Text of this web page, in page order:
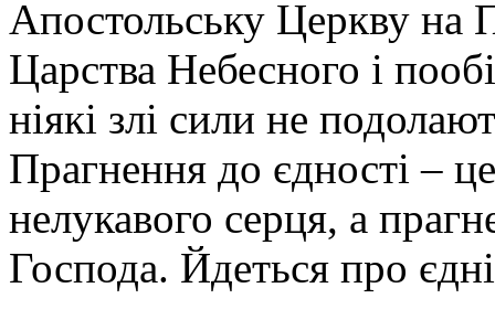
Апостольську Церкву на
Царства Небесного і
ніякі злі сили не
Прагнення до єдності –
нелукавого серця, а
Господа. Йдеться про